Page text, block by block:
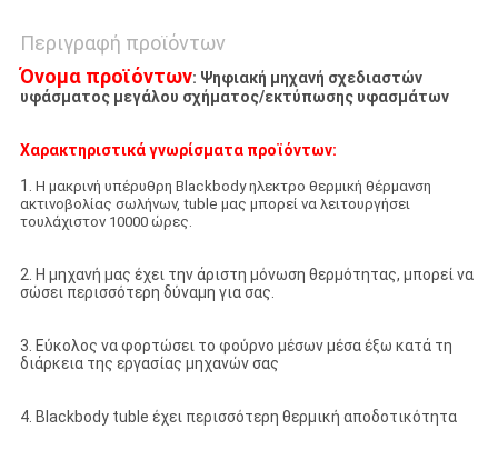
Περιγραφή προϊόντων
Όνομα προϊόντων: Ψηφιακή μηχανή σχεδιαστών
υφάσματος μεγάλου σχήματος/εκτύπωσης υφασμάτων
Χαρακτηριστικά γνωρίσματα προϊόντων:
1. Η μακρινή υπέρυθρη Blackbody ηλεκτρο θερμική θέρμανση
ακτινοβολίας σωλήνων, tuble μας μπορεί να λειτουργήσει
τουλάχιστον 10000 ώρες.
2. Η μηχανή μας έχει την άριστη μόνωση θερμότητας, μπορεί να
σώσει περισσότερη δύναμη για σας.
3. Εύκολος να φορτώσει το φούρνο μέσων μέσα έξω κατά τη
διάρκεια της εργασίας μηχανών σας
4. Blackbody tuble έχει περισσότερη θερμική αποδοτικότητα